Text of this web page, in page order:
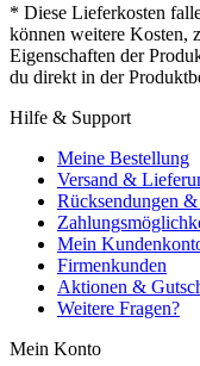
* Diese Lieferkosten
können weitere Kosten,
Eigenschaften der
du direkt in der
Hilfe & Support
Meine Bestellung
Versand &
Rücksendungen
Mein
Firmenkunden
Aktionen &
Weitere Fragen?
Mein Konto